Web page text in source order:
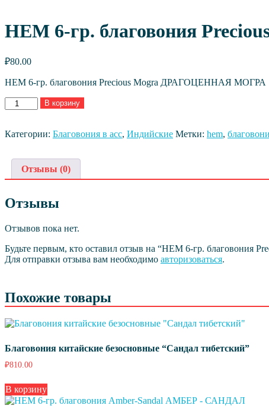
HEM 6-гр. благовония
₽80.00
HEM 6-гр. благовония Precious Mogra ДРАГОЦЕННАЯ МОГРА
Количество
товара
6-
Precious
Mogra
МОГРА
В корзину
Категории: Благовония в асс, Индийские Метки: hem,
Отзывы (0)
Отзывы
Отзывов пока нет.
Будьте первым, кто оставил отзыв на “HEM 6-гр.
Для отправки отзыва вам необходимо авторизоваться.
Похожие товары
Благовония китайские безосновные “Сандал тибетский”
₽810.00
В корзину